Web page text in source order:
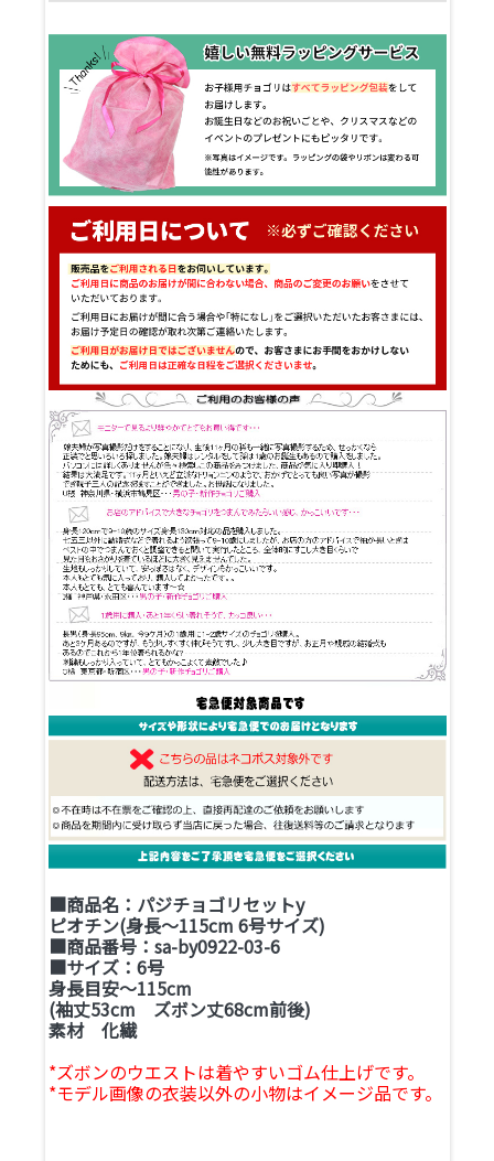
■商品名：パジチョゴリセットy
ピオチン(身長～115cm 6号サイズ)
■商品番号：sa-by0922-03-6
■サイズ：6号
身長目安～115cm
(袖丈53cm ズボン丈68cm前後)
素材 化繊
*ズボンのウエストは着やすいゴム仕上げです。
*モデル画像の衣装以外の小物はイメージ品です。